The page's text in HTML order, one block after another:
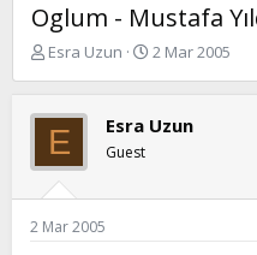
Oglum - Mustafa
K
b
u
y
u
b
a
Esra Uzun
B
l
a
ı
2 Mar 2005
E Esra Uzun
Guest
2 Mar 2005